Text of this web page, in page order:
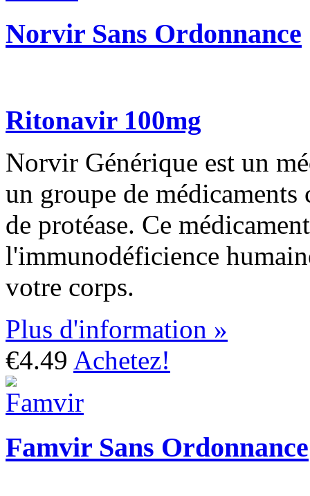
Norvir Sans Ordonnance
Ritonavir 100mg
Norvir Générique est un
un groupe de
de protéase. Ce
l'immunodéficience
votre corps.
Plus d'information »
€4.49 Achetez!
Famvir Sans Ordonnance